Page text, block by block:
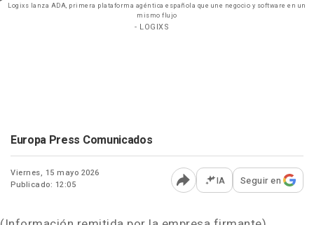
Logixs lanza ADA, primera plataforma agéntica española que une negocio y software en un
mismo flujo
- LOGIXS
Europa Press Comunicados
Viernes, 15 mayo 2026
Publicado: 12:05
Abrir opciones para
IA Seguir en